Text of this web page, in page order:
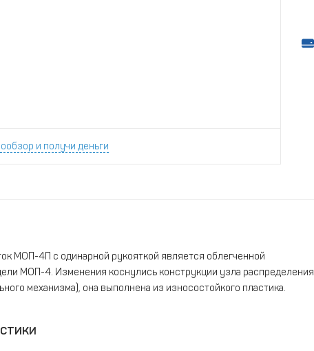
и получи деньги
МОП-4П с одинарной рукояткой является облегченной
МОП-4. Изменения коснулись конструкции узла распределения
механизма), она выполнена из износостойкого пластика.